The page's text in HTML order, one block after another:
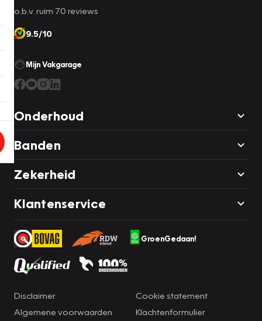
o.b.v. ruim 70 reviews
9.5/10
Mijn Vakgarage
Onderhoud
Banden
Zekerheid
Klantenservice
GroenGedaan!
Disclaimer
Algemene voorwaarden
Cookie statement
Klachtenformulier